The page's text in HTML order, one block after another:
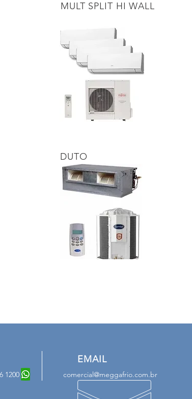
MULT SPLIT HI WALL
DUTO
1200
EMAIL
comercial@meggafrio.com.br